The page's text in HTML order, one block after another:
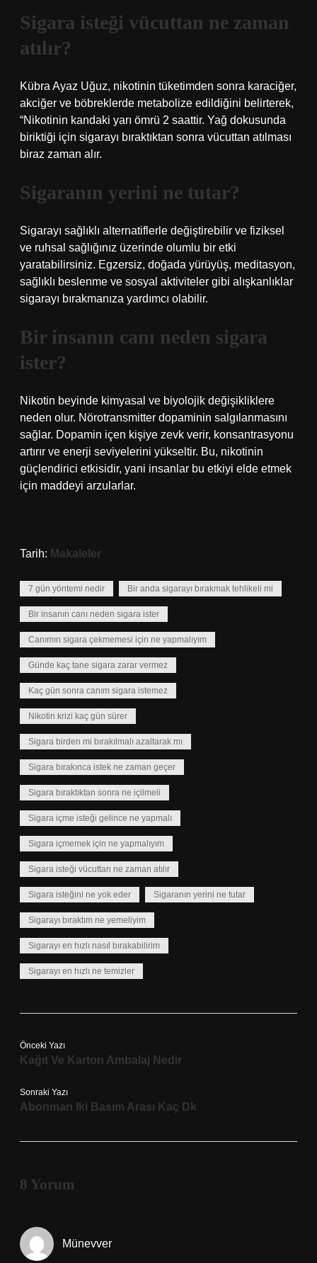
Sigara isteği vücuttan ne zaman
atılır?
Kübra Ayaz Uğuz, nikotinin tüketimden sonra karaciğer,
akciğer ve böbreklerde metabolize edildiğini belirterek,
“Nikotinin kandaki yarı ömrü 2 saattir. Yağ dokusunda
biriktiği için sigarayı bıraktıktan sonra vücuttan atılması
biraz zaman alır.
Sigaranın yerini ne tutar?
Sigarayı sağlıklı alternatiflerle değiştirebilir ve fiziksel
ve ruhsal sağlığınız üzerinde olumlu bir etki
yaratabilirsiniz. Egzersiz, doğada yürüyüş, meditasyon,
sağlıklı beslenme ve sosyal aktiviteler gibi alışkanlıklar
sigarayı bırakmanıza yardımcı olabilir.
Bir insanın canı neden sigara
ister?
Nikotin beyinde kimyasal ve biyolojik değişikliklere
neden olur. Nörotransmitter dopaminin salgılanmasını
sağlar. Dopamin içen kişiye zevk verir, konsantrasyonu
artırır ve enerji seviyelerini yükseltir. Bu, nikotinin
güçlendirici etkisidir, yani insanlar bu etkiyi elde etmek
için maddeyi arzularlar.
Tarih: Makaleler
7 gün yöntemi nedir Bir anda sigarayı bırakmak tehlikeli mi
Bir insanın canı neden sigara ister
Canımın sigara çekmemesi için ne yapmalıyım
Günde kaç tane sigara zarar vermez
Kaç gün sonra canım sigara istemez
Nikotin krizi kaç gün sürer
Sigara birden mi bırakılmalı azaltarak mı
Sigara bırakınca istek ne zaman geçer
Sigara bıraktıktan sonra ne içilmeli
Sigara içme isteği gelince ne yapmalı
Sigara içmemek için ne yapmalıyım
Sigara isteği vücuttan ne zaman atılır
Sigara isteğini ne yok eder Sigaranın yerini ne tutar
Sigarayı bıraktım ne yemeliyim
Sigarayı en hızlı nasıl bırakabilirim
Sigarayı en hızlı ne temizler
Önceki Yazı
Kağıt Ve Karton Ambalaj Nedir
Sonraki Yazı
Abonman Iki Basım Arası Kaç Dk
8 Yorum
Münevver